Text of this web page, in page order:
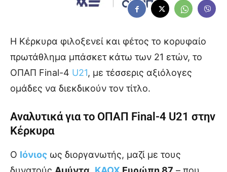
Η Κέρκυρα φιλοξενεί και φέτος το κορυφαίο
πρωτάθλημα μπάσκετ κάτω των 21 ετών, το
ΟΠΑΠ Final-4 U21, με τέσσερις αξιόλογες
ομάδες να διεκδικούν τον τίτλο.
Αναλυτικά για το ΟΠΑΠ Final-4 U21 στην
Κέρκυρα
Ο Ιόνιος ως διοργανωτής, μαζί με τους